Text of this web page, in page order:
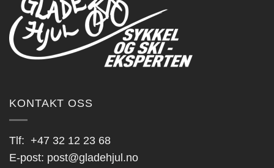
KONTAKT OSS
Tlf: +47 32 12 23 68
E-post: post@gladehjul.no